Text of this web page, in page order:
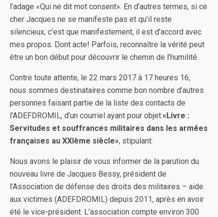
l’adage «Qui ne dit mot consent». En d’autres termes, si ce
cher Jacques ne se manifeste pas et qu’il reste
silencieux, c’est que manifestement, il est d’accord avec
mes propos. Dont acte! Parfois, reconnaître la vérité peut
être un bon début pour découvrir le chemin de l’humilité.
Contre toute attente, le 22 mars 2017 à 17 heures 16,
nous sommes destinataires comme bon nombre d’autres
personnes faisant partie de la liste des contacts de
l’ADEFDROMIL, d’un courriel ayant pour objet:«Livre :
Servitudes et souffrances militaires dans les armées
françaises au XXIème siècle», stipulant:
Nous avons le plaisir de vous informer de la parution du
nouveau livre de Jacques Bessy, président de
l’Association de défense des droits des militaires – aide
aux victimes (ADEFDROMIL) depuis 2011, après en avoir
été le vice-président. L’association compte environ 300